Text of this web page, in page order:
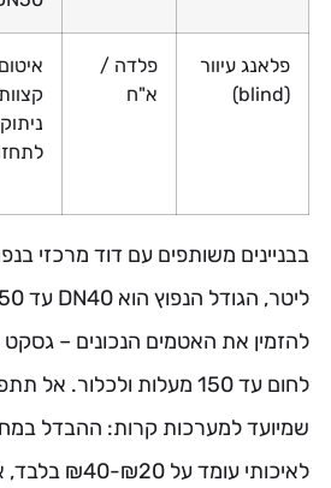
פלאנג עיוור
(blind)
פלדה /
א"ח
איטום
לחום עד 150 מעלות ולכלור.
שמיועד למערכות קרות: ההבדל
לאיכותי